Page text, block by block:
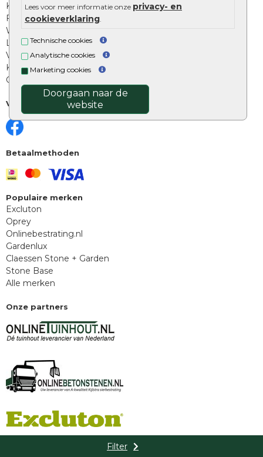
Lees voor meer informatie onze privacy- en
cookieverklaring
Technische cookies
Analytische cookies
Marketing cookies
Doorgaan naar de
website
Filter
Klantenbeoordelingen
Foto's en voorbeelden
Workshop bestraten
Legverbanden: verschillende soorten
Voegen van tuintegels
Keramische tegels schoonmaken
Opsluitbanden plaatsen
Volg ons
Betaalmethoden
Populaire merken
Excluton
Oprey
Onlinebestrating.nl
Gardenlux
Claessen Stone + Garden
Stone Base
Alle merken
Onze partners